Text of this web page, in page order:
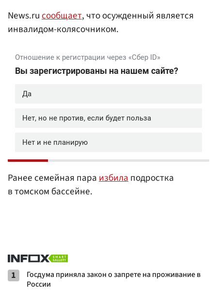
News.ruсообщает, что осужденный является
инвалидом-колясочником.
Ранее семейная параизбилаподростка
в томском бассейне.
1
Госдума приняла закон о запрете на проживание в
России